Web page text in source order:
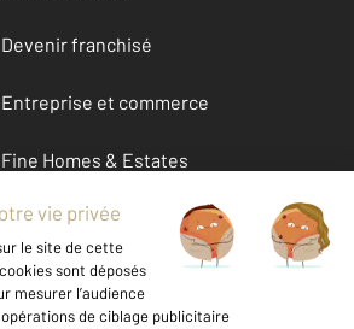
Devenir franchisé
Entreprise et commerce
Fine Homes & Estates
À propos
International